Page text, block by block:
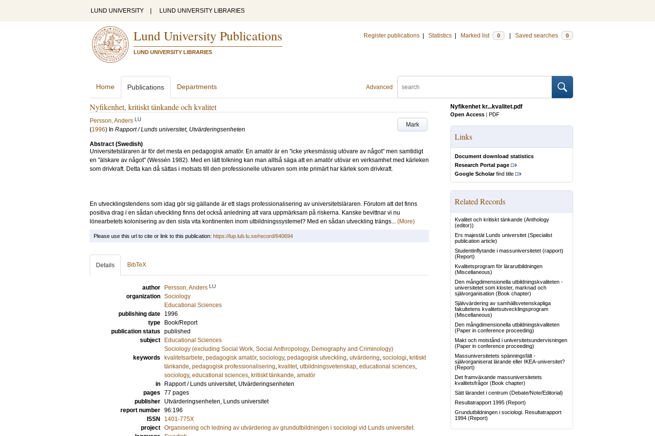
LUND UNIVERSITY LUND UNIVERSITY LIBRARIES
Lund University Publications
LUND UNIVERSITY LIBRARIES
Register publications Statistics Marked list 0 Saved searches 0
Advanced
Home Publications Departments
Nyfikenhet, kritiskt tänkande och kvalitet
Mark
Persson, Anders LU
(1996) In Rapport / Lunds universitet, Utvärderingsenheten
Abstract (Swedish)
Universitetsläraren är för det mesta en pedagogisk amatör. En amatör är en "icke yrkesmässig utövare av något" men samtidigt
en "älskare av något" (Wessén 1982). Med en lätt tolkning kan man alltså säga att en amatör utövar en verksamhet med kärleken
som drivkraft. Detta kan då sättas i motsats till den professionelle utövaren som inte primärt har kärlek som drivkraft.
En utvecklingstendens som idag gör sig gällande är ett slags professionalisering av universitetsläraren. Förutom att det finns
positiva drag i en sådan utveckling finns det också anledning att vara uppmärksam på riskerna. Kanske bevittnar vi nu
lönearbetets kolonisering av den sista vita kontinenten inom utbildningssystemet? Med en sådan utveckling trängs... (More)
Nyfikenhet kr...kvalitet.pdf
Open Access | PDF
Links
Document download statistics
Research Portal page
Google Scholarfind title
Related Records
Kvalitet och kritiskt tänkande (Anthology
(editor))
Ers majestät Lunds universitet (Specialist
publication article)
Studentinflytande i massuniversitetet (rapport)
(Report)
Kvalitetsprogram för lärarutbildningen
(Miscellaneous)
Den mångdimensionella utbildningskvaliteten -
universitetet som kloster, marknad och
självorganisation (Book chapter)
Självvärdering av samhällsvetenskapliga
fakultetens kvalitetsutvecklingsprogram
(Miscellaneous)
Den mångdimensionella utbildningskvaliteten
(Paper in conference proceeding)
Makt och motstånd i universitetsundervisningen
(Paper in conference proceeding)
Massuniversitetets spänningsfält -
självorganiserat lärande eller IKEA-universitet?
(Report)
Det framväxande massuniversitetets
kvalitetsfrågor (Book chapter)
Sätt lärandet i centrum (Debate/Note/Editorial)
Resultatrapport 1995 (Report)
Grundutbildningen i sociologi. Resultatrapport
1994 (Report)
Please use this url to cite or link to this publication: https://lup.lub.lu.se/record/640694
Details BibTeX
author Persson, Anders LU
organization Sociology
Educational Sciences
publishing date
1996
type
Book/Report
publication status published
subject
Educational Sciences
Sociology (excluding Social Work, Social Anthropology, Demography and Criminology)
keywords
kvalitetsarbete, pedagogisk amatör, sociology, pedagogisk utveckling, utvärdering, sociologi, kritiskt
tänkande, pedagogisk professionalisering, kvalitet, utbildningsvetenskap, educational sciences,
sociology, educational sciences, kritiskt tänkande, amatör
in
Rapport / Lunds universitet, Utvärderingsenheten
pages 77 pages
publisher
Utvärderingsenheten, Lunds universitet
report number 96:196
ISSN
1401-775X
project Organisering och ledning av utvärdering av grundutbildningen i sociologi vid Lunds universitet.